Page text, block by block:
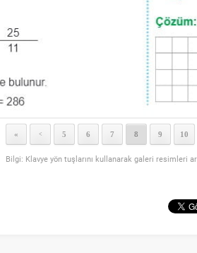
« < 5 6 7 8 9 10
Bilgi: Klavye yön tuşlarını kullanarak galeri resimleri